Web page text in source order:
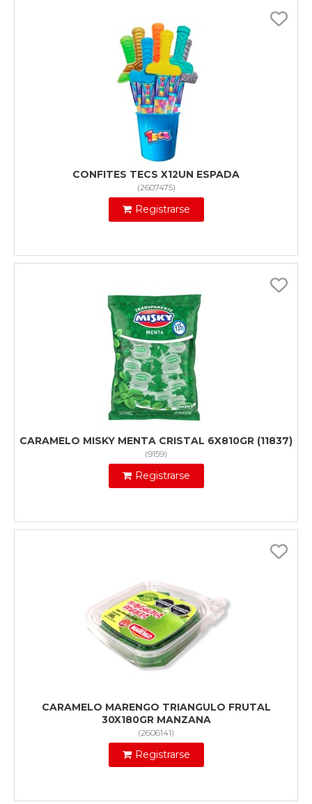
CONFITES TECS X12UN ESPADA
(2607475)
Registrarse
CARAMELO MISKY MENTA CRISTAL 6X810GR (11837)
(9159)
Registrarse
CARAMELO MARENGO TRIANGULO FRUTAL
30X180GR MANZANA
(2606141)
Registrarse